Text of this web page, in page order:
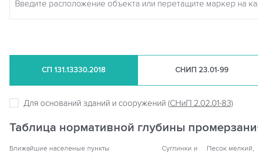
СП 131.13330.2018 СНИП 23.01-99
Для оснований зданий и сооружений (СНиП 2.02.01-83)
Таблица нормативной глубины
Ближайшие населеные пункты
Суглинки и
Песок мелкий,